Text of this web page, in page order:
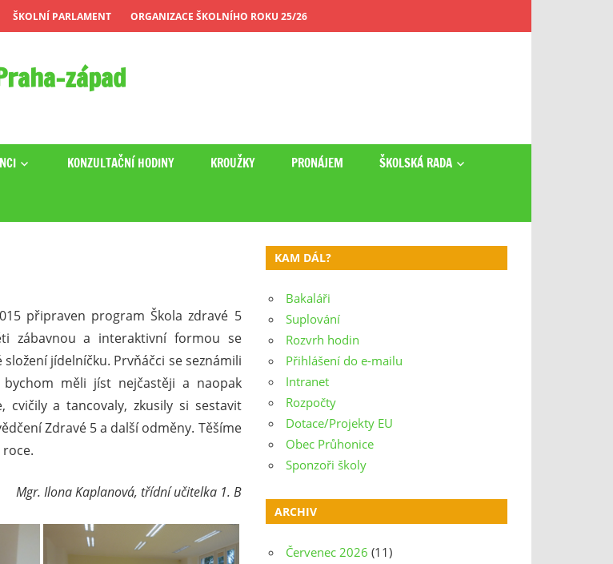
ŠKOLNÍ PARLAMENT ORGANIZACE ŠKOLNÍHO ROKU 25/26
západ
KONZULTAČNÍ HODINY KROUŽKY PRONÁJEM ŠKOLSKÁ RADA
připraven program Škola zdravé 5
zábavnou a interaktivní formou se
jídelníčku. Prvňáčci se seznámili
měli jíst nejčastěji a naopak
cvičily a tancovaly, zkusily si sestavit
Zdravé 5 a další odměny. Těšíme
Mgr. Ilona Kaplanová, třídní učitelka 1. B
KAM DÁL?
Bakaláři
Suplování
Rozvrh hodin
Přihlášení do e-mailu
Intranet
Rozpočty
Dotace/Projekty EU
Obec Průhonice
Sponzoři školy
ARCHIV
Červenec 2026 (11)